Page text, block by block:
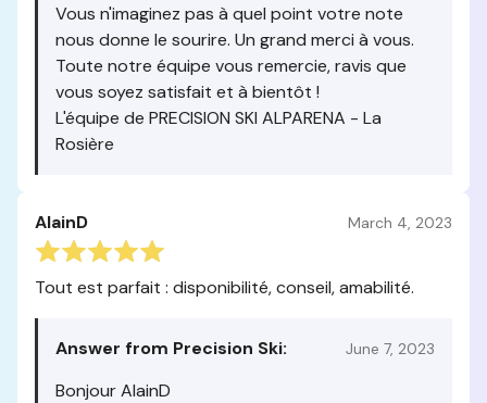
Vous n'imaginez pas à quel point votre note
nous donne le sourire. Un grand merci à vous.
Toute notre équipe vous remercie, ravis que
vous soyez satisfait et à bientôt !
L'équipe de PRECISION SKI ALPARENA - La
Rosière
AlainD March 4, 2023
Tout est parfait : disponibilité, conseil, amabilité.
Answer from Precision Ski: June 7, 2023
Bonjour AlainD